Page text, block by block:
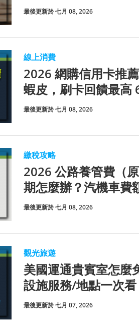
最後更新於 七月 08, 2026
線上消費
2026 網購信用卡推
蝦皮，刷卡回饋最高
最後更新於 七月 08, 2026
繳稅攻略
2026 公路養管費（
期怎麼辦？汽機車費
最後更新於 七月 08, 2026
觀光旅遊
美國運通貴賓室怎麼
設施服務/地點一次看
最後更新於 七月 07, 2026